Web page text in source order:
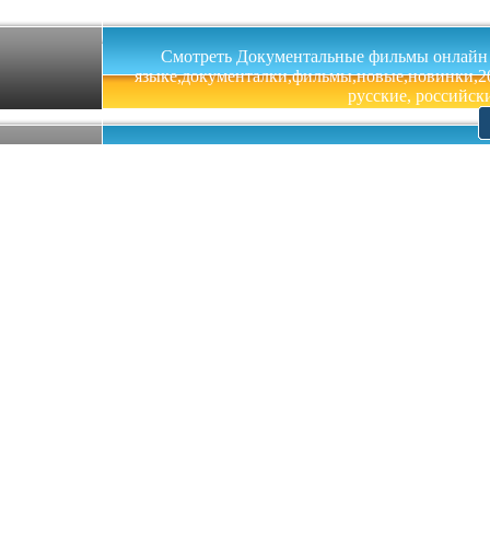
Смотреть Документальные фильмы онлайн
русские,